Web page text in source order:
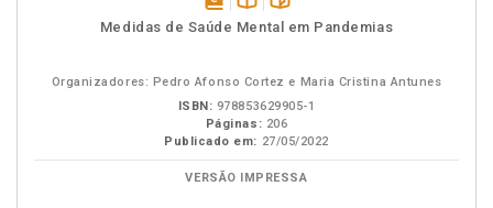
disponívelDisponível
páginas
Medidas de Saúde Mental em Pandemias
Organizadores: Pedro Afonso Cortez e Maria Cristina Antunes
ISBN: 978853629905-1
Páginas: 206
Publicado em: 27/05/2022
VERSÃO IMPRESSA